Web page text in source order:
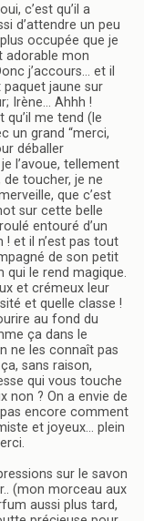
c’est qu’il a
d’attendre un peu
occupée que je
adorable mon
j’accours… et il
jaune sur
Irène… Ahhh !
qu’il me tend (le
un grand “merci,
déballer
l’avoue, tellement
de toucher, je ne
que c’est
sur cette belle
entouré d’un
! et il n’est pas tout
de son petit
qui le rend magique.
et crémeux leur
et quelle classe !
au fond du
ça dans le
ne les connaît pas
sans raison,
qui vous touche
non ? On a envie de
encore comment
et joyeux… plein
sur le savon
(mon morceau aux
aussi plus tard,